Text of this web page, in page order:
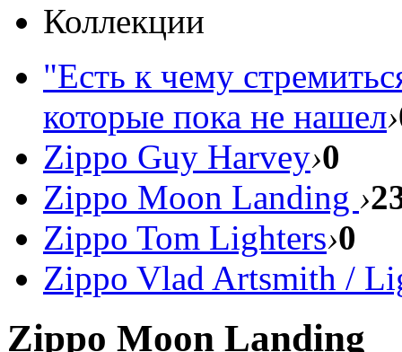
Коллекции
"Есть к чему
которые пока не нашел›
Zippo Guy Harvey›0
Zippo Moon Landing ›
Zippo Tom Lighters›0
Zippo Vlad Artsmith /
Zippo Moon Landing